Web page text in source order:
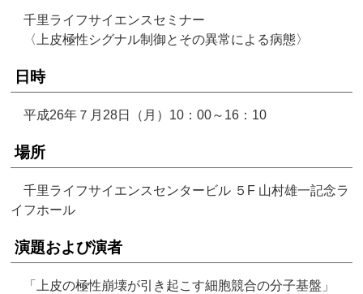
千里ライフサイエンスセミナー
〈上皮極性シグナル制御とその異常による病態〉
日時
平成26年７月28日（月）10：00～16：10
場所
千里ライフサイエンスセンタービル ５F 山村雄一記念ラ
イフホール
演題および演者
「上皮の極性崩壊が引き起こす細胞競合の分子基盤」